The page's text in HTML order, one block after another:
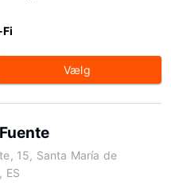
Vælg
15, Santa María de
ES